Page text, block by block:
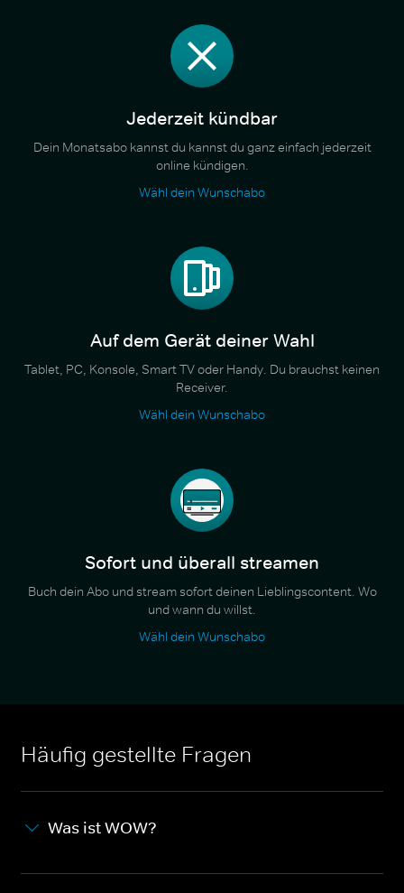
Jederzeit kündbar
Dein Monatsabo kannst du kannst du ganz einfach jederzeit
online kündigen.
Wähl dein Wunschabo
Auf dem Gerät deiner Wahl
Tablet, PC, Konsole, Smart TV oder Handy. Du brauchst keinen
Receiver.
Wähl dein Wunschabo
Sofort und überall streamen
Buch dein Abo und stream sofort deinen Lieblingscontent. Wo
und wann du willst.
Wähl dein Wunschabo
Häufig gestellte Fragen
Was ist WOW?